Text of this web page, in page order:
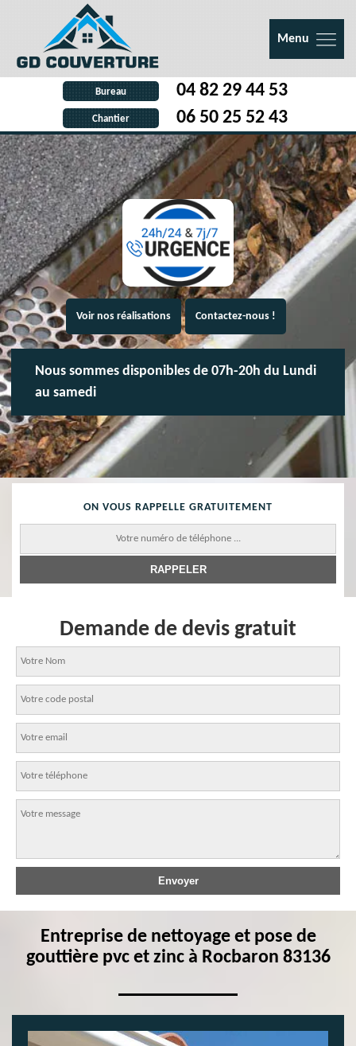
Menu
Bureau 04 82 29 44 53
Chantier 06 50 25 52 43
Voir nos réalisations Contactez-nous !
Nous sommes disponibles de 07h-20h du Lundi
au samedi
ON VOUS RAPPELLE GRATUITEMENT
Demande de devis gratuit
Entreprise de nettoyage et pose de
gouttière pvc et zinc à Rocbaron 83136